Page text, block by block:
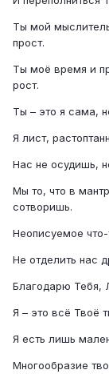
Ты мой
прост.
Ты моё время и
рост.
Ты – это я сама,
Я лист,
Нас не осудишь,
Мы то, что в
сотворишь.
Неописуемое
Не отделить нас
Благодарю Тебя,
Я – это всё Твоё
Я есть лишь
Многообразие